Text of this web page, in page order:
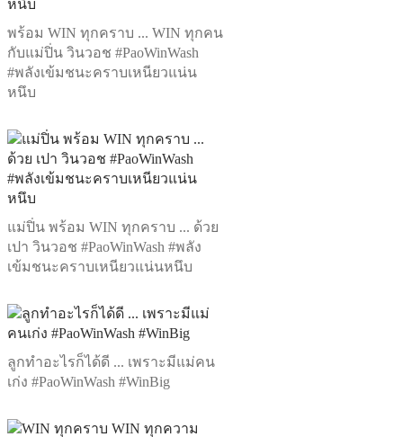
พร้อม WIN ทุกคราบ ... WIN ทุกคน
กับแม่ปิ่น วินวอช #PaoWinWash
#พลังเข้มชนะคราบเหนียวแน่น
หนึบ
แม่ปิ่น พร้อม WIN ทุกคราบ ... ด้วย
เปา วินวอช #PaoWinWash #พลัง
เข้มชนะคราบเหนียวแน่นหนึบ
ลูกทำอะไรก็ได้ดี ... เพราะมีแม่คน
เก่ง #PaoWinWash #WinBig